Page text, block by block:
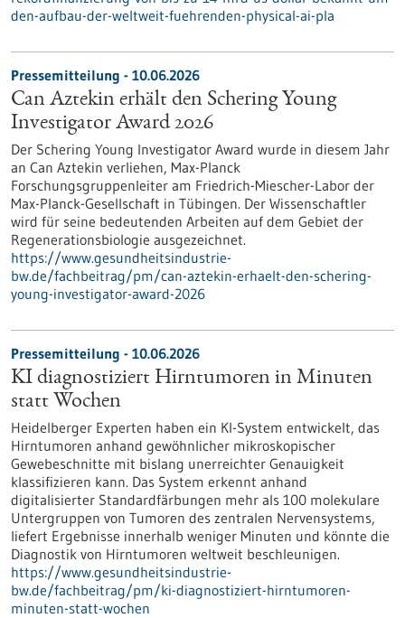
den-aufbau-der-weltweit-fuehrenden-physical-ai-pla
Pressemitteilung - 10.06.2026
Can Aztekin erhält den Schering Young
Investigator Award 2026
Der Schering Young Investigator Award wurde in diesem Jahr
an Can Aztekin verliehen, Max-Planck
Forschungsgruppenleiter am Friedrich-Miescher-Labor der
Max-Planck-Gesellschaft in Tübingen. Der Wissenschaftler
wird für seine bedeutenden Arbeiten auf dem Gebiet der
Regenerationsbiologie ausgezeichnet.
https://www.gesundheitsindustrie-
bw.de/fachbeitrag/pm/can-aztekin-erhaelt-den-schering-
young-investigator-award-2026
Pressemitteilung - 10.06.2026
KI diagnostiziert Hirntumoren in Minuten
statt Wochen
Heidelberger Experten haben ein KI-System entwickelt, das
Hirntumoren anhand gewöhnlicher mikroskopischer
Gewebeschnitte mit bislang unerreichter Genauigkeit
klassifizieren kann. Das System erkennt anhand
digitalisierter Standardfärbungen mehr als 100 molekulare
Untergruppen von Tumoren des zentralen Nervensystems,
liefert Ergebnisse innerhalb weniger Minuten und könnte die
Diagnostik von Hirntumoren weltweit beschleunigen.
https://www.gesundheitsindustrie-
bw.de/fachbeitrag/pm/ki-diagnostiziert-hirntumoren-
minuten-statt-wochen